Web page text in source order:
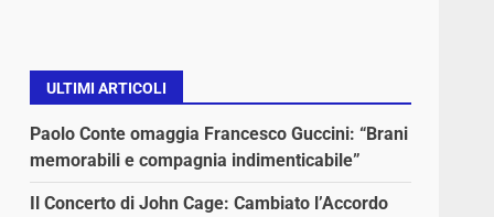
ULTIMI ARTICOLI
Paolo Conte omaggia Francesco Guccini: “Brani
memorabili e compagnia indimenticabile”
Il Concerto di John Cage: Cambiato l’Accordo